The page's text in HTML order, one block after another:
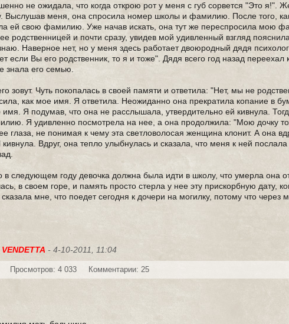
не ожидала, что когда открою рот у меня с губ сорвется "Это я!".
Выслушав меня, она спросила номер школы и фамилию. После того,
ей свою фамилию. Уже начав искать, она тут же переспросила мою
родственницей и почти сразу, увидев мой удивленный взгляд
Наверное нет, но у меня здесь работает двоюродный дядя
Вы его родственник, то я и тоже". Дядя всего год назад переехал
знала его семью.
зовут. Чуть покопалась в своей памяти и ответила: "Нет, мы не
как мое имя. Я ответила. Неожиданно она прекратила копание в
имя. Я подумав, что она не расслышала, утвердительно ей кивнула.
Я удивленно посмотрела на нее, а она продолжила: "Мою дочку
глаза, не понимая к чему эта светловолосая женщина клонит. А она
Вдруг, она тепло улыбнулась и сказала, что меня к ней
в следующем году девочка должна была идти в школу, что умерла она
в своем горе, и память просто стерла у нее эту прискорбную дату,
мне, что поедет сегодня к дочери на могилку, потому что через
VENDETTA - 4-10-2011, 11:04
Просмотров: 4 033 Комментарии: 25